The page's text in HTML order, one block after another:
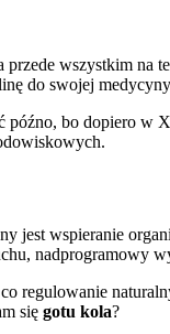
przede wszystkim
do swojej
późno, bo dopiero w
jest wspieranie
nadprogramowy
regulowanie
się gotu kola?